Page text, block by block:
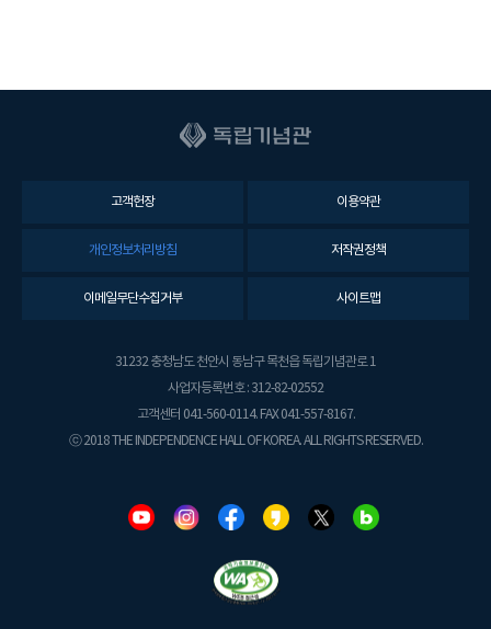
고객헌장 이용약관
개인정보처리방침 저작권정책
이메일무단수집거부 사이트맵
31232 충청남도 천안시 동남구 목천읍 독립기념관로 1
사업자등록번호 : 312-82-02552
고객센터 041-560-0114. FAX 041-557-8167.
ⓒ 2018 THE INDEPENDENCE HALL OF KOREA. ALL RIGHTS RESERVED.